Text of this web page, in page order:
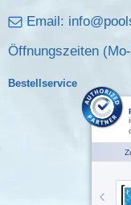
Email:
Öffnungszeiten
Bestellservice